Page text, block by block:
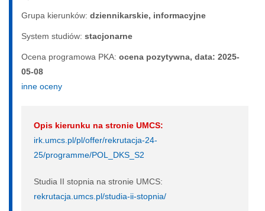
Grupa kierunków: dziennikarskie, informacyjne
System studiów: sta­cjo­nar­ne
Ocena programowa PKA: ocena pozytywna, data: 2025-
05-08
inne oceny
Opis kierunku na stronie UMCS:
irk.umcs.pl/pl/offer/rekrutacja-24-
25/programme/POL_DKS_S2
Studia II stopnia na stronie UMCS:
rekrutacja.umcs.pl/studia-ii-stopnia/